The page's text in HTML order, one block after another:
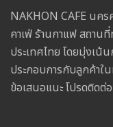
NAKHON CAFE นคร
คาเฟ่ ร้านกาแฟ สถาน
ประเทศไทย โดยมุ่งเน้
ประกอบการกับลูกค้าใ
ข้อเสนอแนะ โปรดติดต่อ